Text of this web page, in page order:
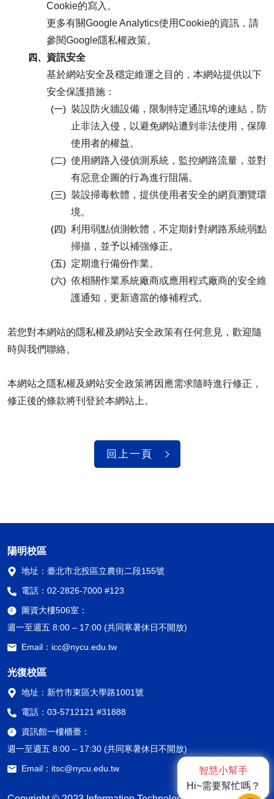
Cookie的寫入。
更多有關Google Analytics使用Cookie的資訊，請
參閱Google隱私權政策。
四、 資訊安全
基於網站安全及穩定維運之目的，本網站提供以下
安全保護措施：
(一) 裝設防火牆設備，限制特定通訊埠的連結，防
止非法入侵，以避免網站遭到非法使用，保障
使用者的權益。
(二) 使用網路入侵偵測系統，監控網路流量，並對
有惡意企圖的行為進行阻隔。
(三) 裝設掃毒軟體，提供使用者安全的網頁瀏覽環
境。
(四) 利用弱點偵測軟體，不定期針對網路系統弱點
掃描，並予以補強修正。
(五) 定期進行備份作業。
(六) 依相關作業系統廠商或應用程式廠商的安全維
護通知，更新適當的修補程式。
若您對本網站的隱私權及網站安全政策有任何意見，歡迎隨
時與我們聯絡。
本網站之隱私權及網站安全政策將因應需求隨時進行修正，
修正後的條款將刊登於本網站上。
回上一頁
陽明校區
地址： 臺北市北投區立農街二段155號
電話： 02-2826-7000 #123
圖資大樓506室：
週一至週五 8:00 – 17:00 (共同寒暑休日不開放)
Email： icc@nycu.edu.tw
光復校區
地址： 新竹市東區大學路1001號
電話： 03-5712121 #31888
資訊館一樓櫃臺：
週一至週五 8:00 – 17:30 (共同寒暑休日不開放)
Email： itsc@nycu.edu.tw
智慧小幫手
Hi~需要幫忙嗎？